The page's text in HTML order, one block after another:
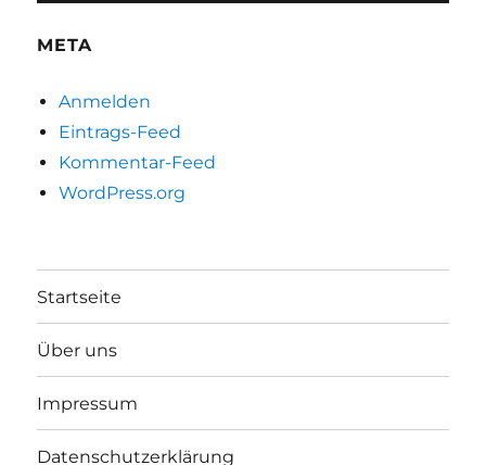
META
Anmelden
Eintrags-Feed
Kommentar-Feed
WordPress.org
Startseite
Über uns
Impressum
Datenschutzerklärung